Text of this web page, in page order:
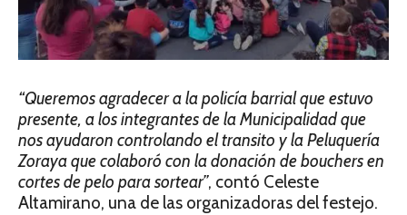
“Queremos agradecer a la policía barrial que estuvo
presente, a los integrantes de la Municipalidad que
nos ayudaron controlando el transito y la Peluquería
Zoraya que colaboró con la donación de bouchers en
cortes de pelo para sortear”, contó Celeste
Altamirano, una de las organizadoras del festejo.